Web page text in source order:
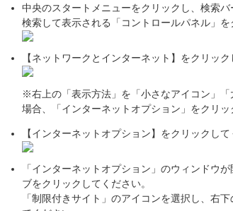
中央のスタートメニューをクリックし、検索
検索して表示される「コントロールパネル」を
【ネットワークとインターネット】をクリック
※右上の「表示方法」を「小さなアイコン」
場合、「インターネットオプション」をクリッ
【インターネットオプション】をクリックして
「インターネットオプション」のウィンドウ
ブをクリックしてください。
「制限付きサイト」のアイコンを選択し、右